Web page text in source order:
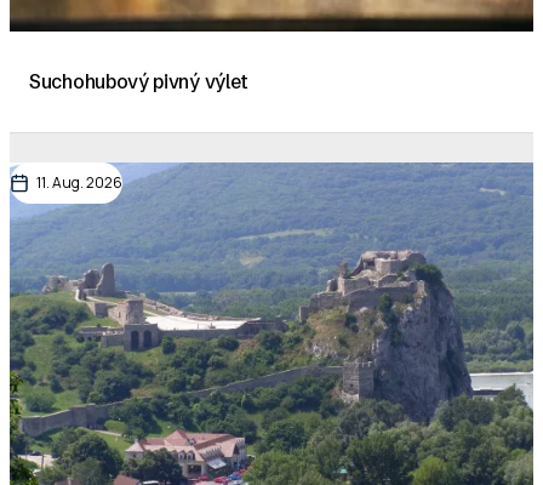
Suchohubový pivný výlet
11. Aug. 2026